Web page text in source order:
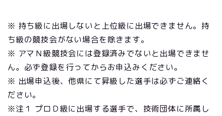
※ 持ち級に出場しないと上位級に出場できません。持
ち級の競技会がない場合を除きます。
※ アマＮ級競技会には登録済みでないと出場できませ
ん。必ず登録を行ってからお申込みください。
※ 出場申込後、他県にて昇級した選手は必ずご連絡く
ださい。
※注１ プロＤ級に出場する選手で、技術団体に所属し